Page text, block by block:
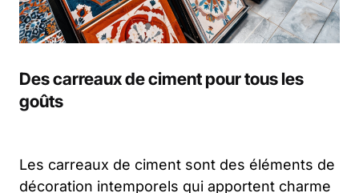
Des carreaux de ciment pour tous les
goûts
Les carreaux de ciment sont des éléments de
décoration intemporels qui apportent charme